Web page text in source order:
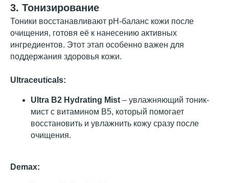
3. Тонизирование
Тоники восстанавливают pH-баланс кожи после
очищения, готовя её к нанесению активных
ингредиентов. Этот этап особенно важен для
поддержания здоровья кожи.
Ultraceuticals:
Ultra B2 Hydrating Mist – увлажняющий тоник-
мист с витамином B5, который помогает
восстановить и увлажнить кожу сразу после
очищения.
Demax:
другие статьи в
блоге